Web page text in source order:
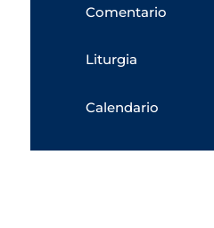
Comentario
Liturgia
Calendario